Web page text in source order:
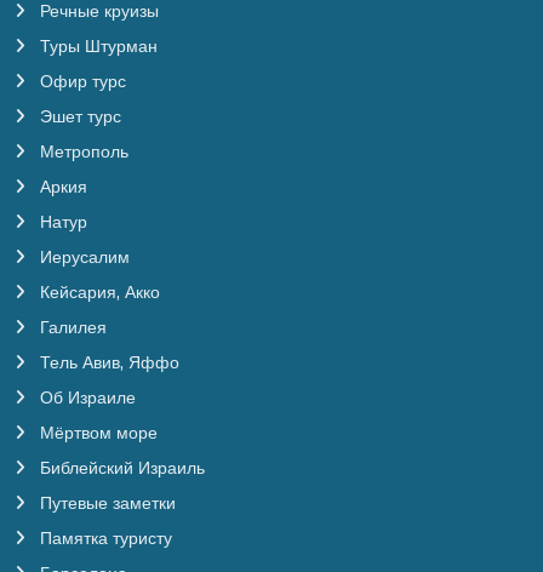
Речные круизы
Туры Штурман
Офир турс
Эшет турс
Метрополь
Аркия
Натур
Иерусалим
Кейсария, Акко
Галилея
Тель Авив, Яффо
Об Израиле
Мёртвом море
Библейский Израиль
Путевые заметки
Памятка туристу